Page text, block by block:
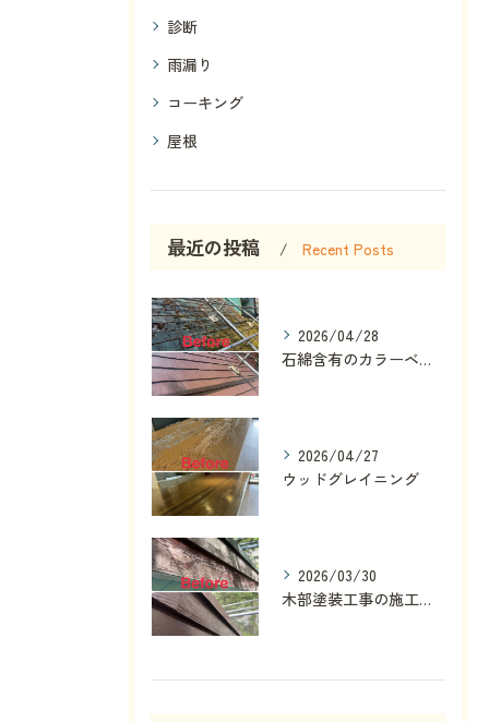
診断
雨漏り
コーキング
屋根
最近の投稿 Recent Posts
2026/04/28
石綿含有のカラーベスト
2026/04/27
ウッドグレイニング
2026/03/30
木部塗装工事の施工法と塗料選び